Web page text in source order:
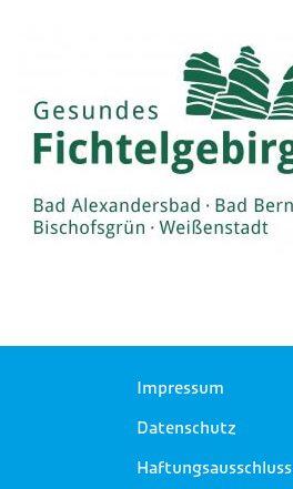
Impressum
Datenschutz
Haftungsausschluss